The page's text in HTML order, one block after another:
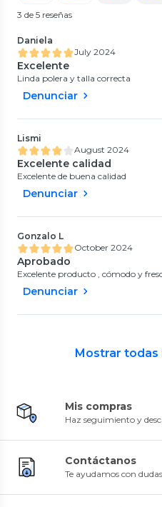
3 de 5 reseñas
Daniela
July 2024
Excelente
Linda polera y talla correcta
Denunciar
Lismi
August 2024
Excelente calidad
Excelente de buena calidad
Denunciar
Gonzalo L
October 2024
Aprobado
Excelente producto , cómodo y
Denunciar
Mostrar todas
Mis compras
Haz seguimiento y
Contáctanos
Te ayudamos con